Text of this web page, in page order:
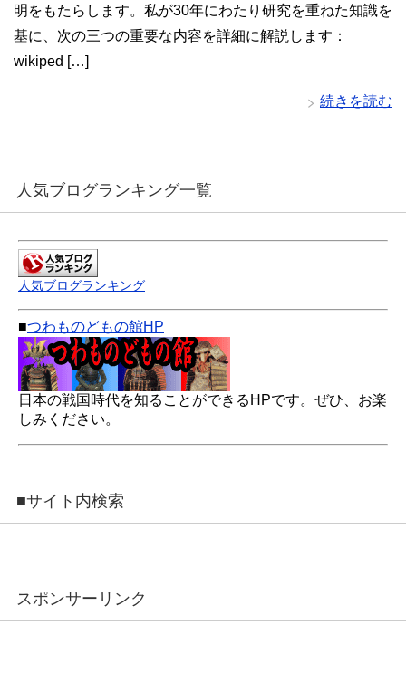
明をもたらします。私が30年にわたり研究を重ねた知識を
基に、次の三つの重要な内容を詳細に解説します：
wikiped […]
続きを読む
人気ブログランキング一覧
人気ブログランキング
■つわものどもの館HP
日本の戦国時代を知ることができるHPです。ぜひ、お楽
しみください。
■サイト内検索
スポンサーリンク